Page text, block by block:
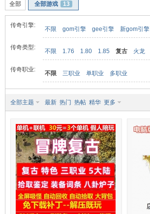
全部 全部游戏 13
传奇引擎:
不限 gom引擎 gee引擎 新gom引擎
传奇类型:
不限 1.76 1.80 1.85 复古 火龙
传奇职业:
不限 三职业 单职业 多职业
全部主题 最新 热门 热帖 精华 更多